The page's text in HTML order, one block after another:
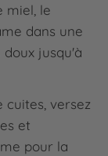
miel, le
dans une
jusqu'à
cuites, versez
et
pour la